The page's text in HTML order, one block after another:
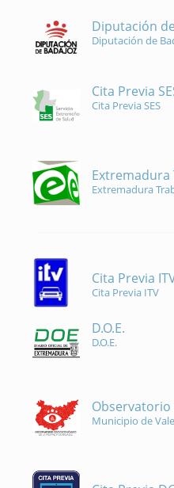
Diputación
Diputación de
Cita Previa
Cita Previa SES
Extremadura
Extremadura
Cita Previa
Cita Previa ITV
D.O.E.
D.O.E.
Municipio de